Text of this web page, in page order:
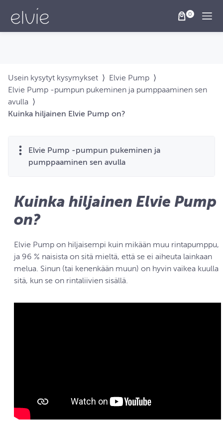
Usein kysytyt kysymykset ⟩ Elvie Pump ⟩
Elvie Pump ‑pumpun pukeminen ja pumppaaminen sen
avulla ⟩
Kuinka hiljainen Elvie Pump on?
Elvie Pump ‑pumpun pukeminen ja
pumppaaminen sen avulla
Kuinka hiljainen Elvie Pump
on?
Elvie Pump on hiljaisempi kuin mikään muu rintapumppu,
ja 96 % naisista on sitä mieltä, että se ei aiheuta lainkaan
melua. Sinun (tai kenenkään muun) on hyvin vaikea kuulla
sitä, kun se on rintaliivien sisällä.